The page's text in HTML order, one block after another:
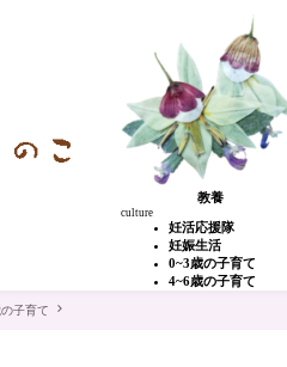
教養
culture
妊活応援隊
妊娠生活
0~3歳の子育て
4~6歳の子育て
子育て